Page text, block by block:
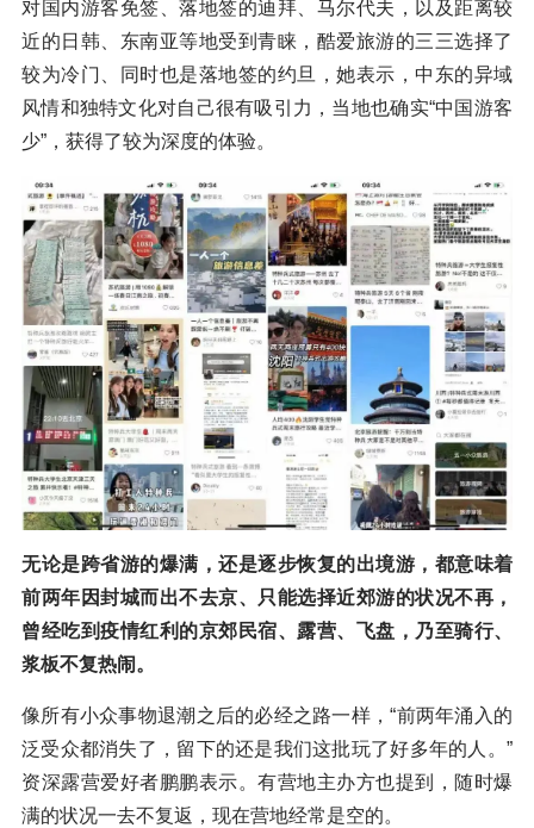
对国内游客免签、落地签的迪拜、马尔代夫，以及距离较
近的日韩、东南亚等地受到青睐，酷爱旅游的三三选择了
较为冷门、同时也是落地签的约旦，她表示，中东的异域
风情和独特文化对自己很有吸引力，当地也确实“中国游客
少”，获得了较为深度的体验。
无论是跨省游的爆满，还是逐步恢复的出境游，都意味着
前两年因封城而出不去京、只能选择近郊游的状况不再，
曾经吃到疫情红利的京郊民宿、露营、飞盘，乃至骑行、
浆板不复热闹。
像所有小众事物退潮之后的必经之路一样，“前两年涌入的
泛受众都消失了，留下的还是我们这批玩了好多年的人。”
资深露营爱好者鹏鹏表示。有营地主办方也提到，随时爆
满的状况一去不复返，现在营地经常是空的。